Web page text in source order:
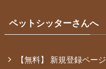
ペットシッターさんへ
【無料】 新規登録ページ